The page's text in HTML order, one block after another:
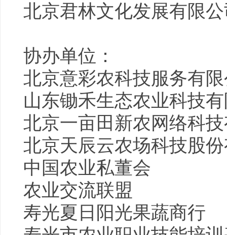
北京君林文化发展有限
协办单位：
北京意彩农科技服务有
山东锄禾生态农业科技
北京一亩田新农网络科
北京天辰云农场科技股
中国农业私董会
农业交流联盟
寿光夏日阳光果蔬商行